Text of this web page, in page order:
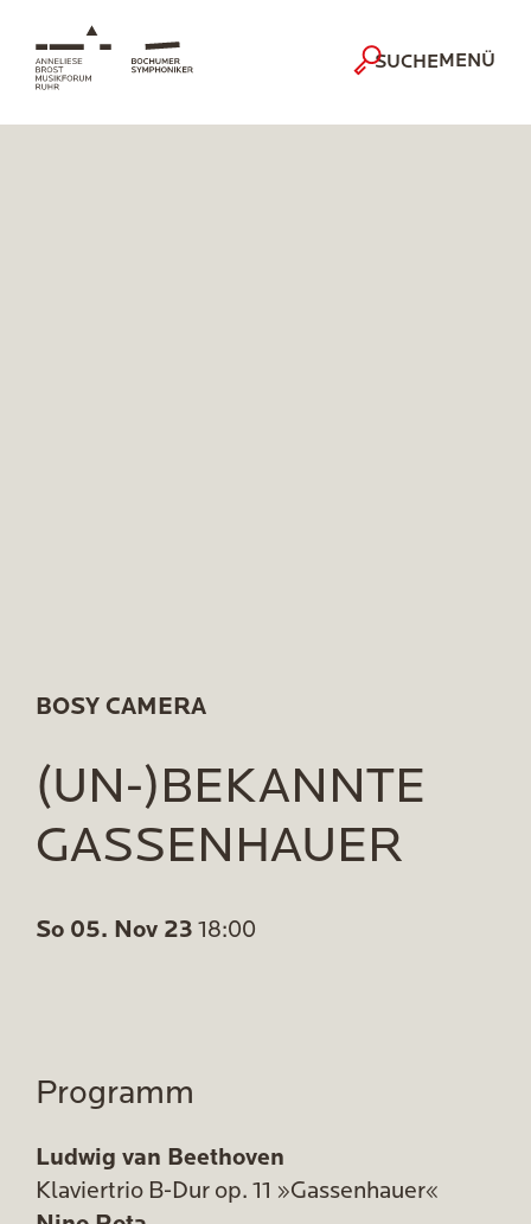
SUCHEMENÜ
BOSY CAMERA
(UN-)BEKANNTE
GASSENHAUER
So 05. Nov 23 18:00
Programm
Ludwig van Beethoven
Klaviertrio B-Dur op. 11 »Gassenhauer«